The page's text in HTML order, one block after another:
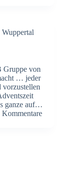
Wuppertal
Gruppe von
… jeder
vorzustellen
ganze auf…
Kommentare